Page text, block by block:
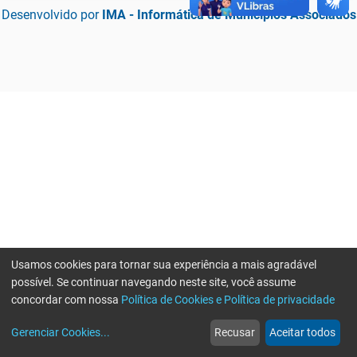
Desenvolvido por IMA - Informática de Municípios Associados
web
Notícias
more_horiz
Mais
Usamos cookies para tornar sua experiência a mais agradável
possível. Se continuar navegando neste site, você assume
concordar com nossa Política de Cookies e Política de privacidade
Gerenciar Cookies... Recusar Aceitar todos
Erro ao enviar informações, por favor tente novamente